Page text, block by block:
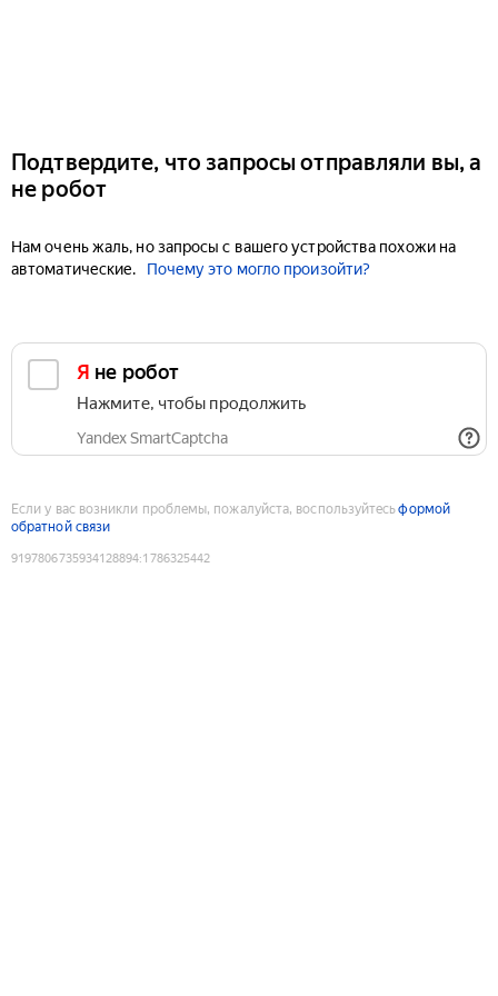
Подтвердите, что запросы отправляли вы, а
не робот
Нам очень жаль, но запросы с вашего устройства похожи на
автоматические.
Почему это могло произойти?
Я не робот
Нажмите, чтобы продолжить
Yandex SmartCaptcha
Если у вас возникли проблемы, пожалуйста, воспользуйтесьформой
обратной связи
9197806735934128894:1786325442